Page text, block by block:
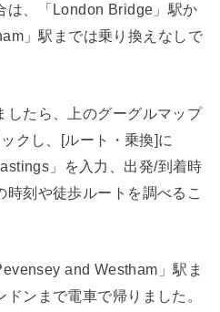
は、「London Bridge」駅か
」駅までは乗り換えなしで
したら、上のグーグルマップ
クし、[ルート・乗換]に
」を入力、出発/到着時
刻や徒歩ルートを調べるこ
and Westham」駅ま
ンまで電車で帰りました。